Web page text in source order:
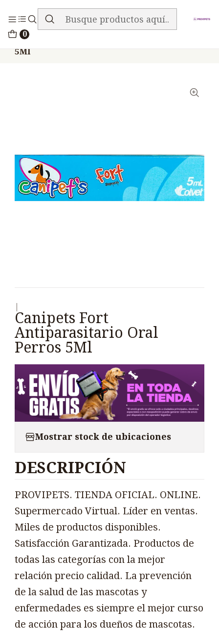
0
ENVIO GRATIS EN TODA LA TIENDA
5Ml
Canipets Fort
Antiparasitario Oral
Perros 5Ml
Mostrar stock de ubicaciones
DESCRIPCIÓN
PROVIPETS. TIENDA OFICIAL. ONLINE.
Supermercado Virtual. Líder en ventas.
Miles de productos disponibles.
Satisfacción Garantizada. Productos de
todas las categorías con la mejor
relación precio calidad. La prevención
de la salud de las mascotas y
enfermedades es siempre el mejor curso
de acción para los dueños de mascotas.